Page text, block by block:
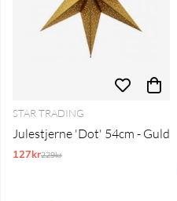
STAR TRADING
Julestjerne 'Dot' 54cm - Guld
127krNormalpris:
229kr